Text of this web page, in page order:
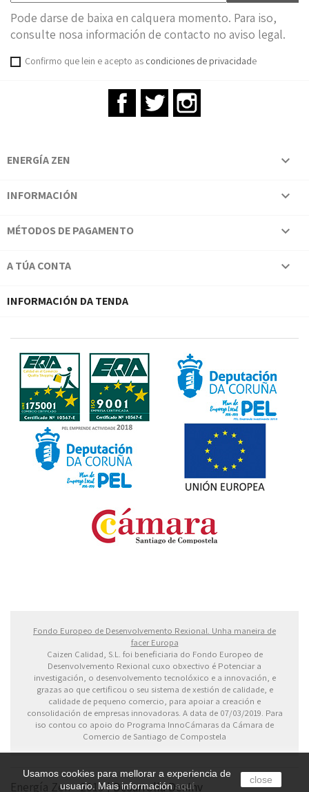
Pode darse de baixa en calquera momento. Para iso,
consulte nosa información de contacto no aviso legal.
Confirmo que lein e acepto as condiciones de privacidade
FacebookTwitter
ENERGÍA ZEN 
INFORMACIÓN 
MÉTODOS DE PAGAMENTO 
A TÚA CONTA 
INFORMACIÓN DA TENDA
Usamos cookies para mellorar a experiencia de
usuario. Mais informaciónaquí
close
Fondo Europeo de Desenvolvemento Rexional. Unha maneira de
facer Europa
Caizen Calidad, S.L. foi beneficiaria do Fondo Europeo de
Desenvolvemento Rexional cuxo obxectivo é Potenciar a
investigación, o desenvolvemento tecnolóxico e a innovación, e
grazas ao que certificou o seu sistema de xestión de calidade, e
calidade de pequeno comercio, para apoiar a creación e
consolidación de empresas innovadoras. A data de 07/03/2019. Para
iso contou co apoio do Programa InnoCámaras da Cámara de
Comercio de Santiago de Compostela
Energía Zen - 2019 |Desarrolla DesInv